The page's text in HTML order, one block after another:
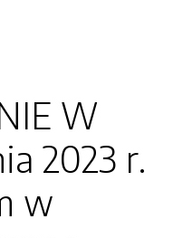
W
2023 r.
w